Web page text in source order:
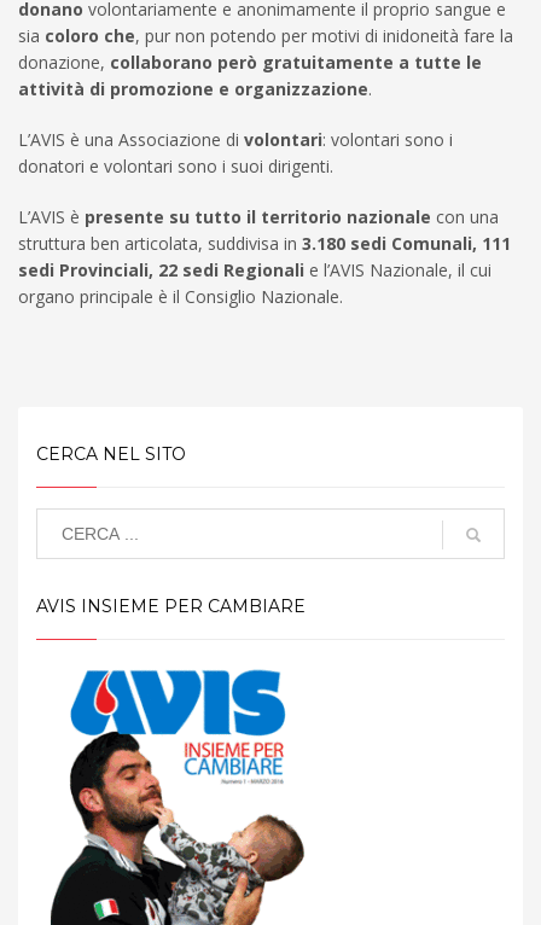
donano volontariamente e anonimamente il proprio sangue e
sia coloro che, pur non potendo per motivi di inidoneità fare la
donazione, collaborano però gratuitamente a tutte le
attività di promozione e organizzazione.
L’AVIS è una Associazione di volontari: volontari sono i
donatori e volontari sono i suoi dirigenti.
L’AVIS è presente su tutto il territorio nazionale con una
struttura ben articolata, suddivisa in 3.180 sedi Comunali, 111
sedi Provinciali, 22 sedi Regionali e l’AVIS Nazionale, il cui
organo principale è il Consiglio Nazionale.
CERCA NEL SITO
AVIS INSIEME PER CAMBIARE